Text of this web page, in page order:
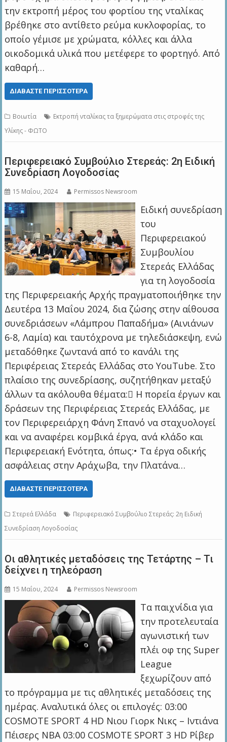
την εκτροπή μέρος του φορτίου της νταλίκας
βρέθηκε στο αντίθετο ρεύμα κυκλοφορίας, το
οποίο γέμισε με χρώματα, κόλλες και άλλα
οικοδομικά υλικά που μετέφερε το φορτηγό. Από
καθαρή…
ΔΙΑΒΆΣΤΕ ΠΕΡΙΣΣΌΤΕΡΑ
Βοιωτία
Εκτροπή νταλίκας τα ξημερώματα στις στροφές της
Υλίκης - ΦΩΤΟ
Περιφερειακό Συμβούλιο Στερεάς: 2η Ειδική
Συνεδρίαση Λογοδοσίας
15 Μαΐου, 2024 Permissos Newsroom
Ειδική συνεδρίαση
του
Περιφερειακού
Συμβουλίου
Στερεάς Ελλάδας
για τη λογοδοσία
της Περιφερειακής Αρχής πραγματοποιήθηκε την
Δευτέρα 13 Μαΐου 2024, δια ζώσης στην αίθουσα
συνεδριάσεων «Λάμπρου Παπαδήμα» (Αινιάνων
6-8, Λαμία) και ταυτόχρονα με τηλεδιάσκεψη, ενώ
μεταδόθηκε ζωντανά από το κανάλι της
Περιφέρειας Στερεάς Ελλάδας στο YouTube. Στο
πλαίσιο της συνεδρίασης, συζητήθηκαν μεταξύ
άλλων τα ακόλουθα θέματα: Η πορεία έργων και
δράσεων της Περιφέρειας Στερεάς Ελλάδας, με
τον Περιφερειάρχη Φάνη Σπανό να σταχυολογεί
και να αναφέρει κομβικά έργα, ανά κλάδο και
Περιφερειακή Ενότητα, όπως:• Τα έργα οδικής
ασφάλειας στην Αράχωβα, την Πλατάνα…
ΔΙΑΒΆΣΤΕ ΠΕΡΙΣΣΌΤΕΡΑ
Στερεά Ελλάδα
Περιφερειακό Συμβούλιο Στερεάς: 2η Ειδική
Συνεδρίαση Λογοδοσίας
Οι αθλητικές μεταδόσεις της Τετάρτης – Τι
δείχνει η τηλεόραση
15 Μαΐου, 2024 Permissos Newsroom
Τα παιχνίδια για
την προτελευταία
αγωνιστική των
πλέι οφ της Super
League
ξεχωρίζουν από
το πρόγραμμα με τις αθλητικές μεταδόσεις της
ημέρας. Αναλυτικά όλες οι επιλογές: 03:00
COSMOTE SPORT 4 HD Νιου Γιορκ Νικς – Ιντιάνα
Πέισερς NBA 03:00 COSMOTE SPORT 3 HD Ρίβερ